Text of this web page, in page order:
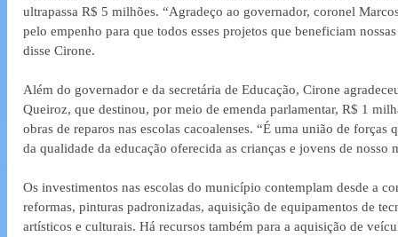
ultrapassa R$ 5 milhões. “Agradeço ao governador, coronel
pelo empenho para que todos esses projetos que beneficiam
disse Cirone.
Além do governador e da secretária de Educação, Cirone
Queiroz, que destinou, por meio de emenda parlamentar, R$ 1
obras de reparos nas escolas cacoalenses. “É uma união de
da qualidade da educação oferecida as crianças e jovens de
Os investimentos nas escolas do município contemplam desde a
reformas, pinturas padronizadas, aquisição de equipamentos de
artísticos e culturais. Há recursos também para a aquisição de